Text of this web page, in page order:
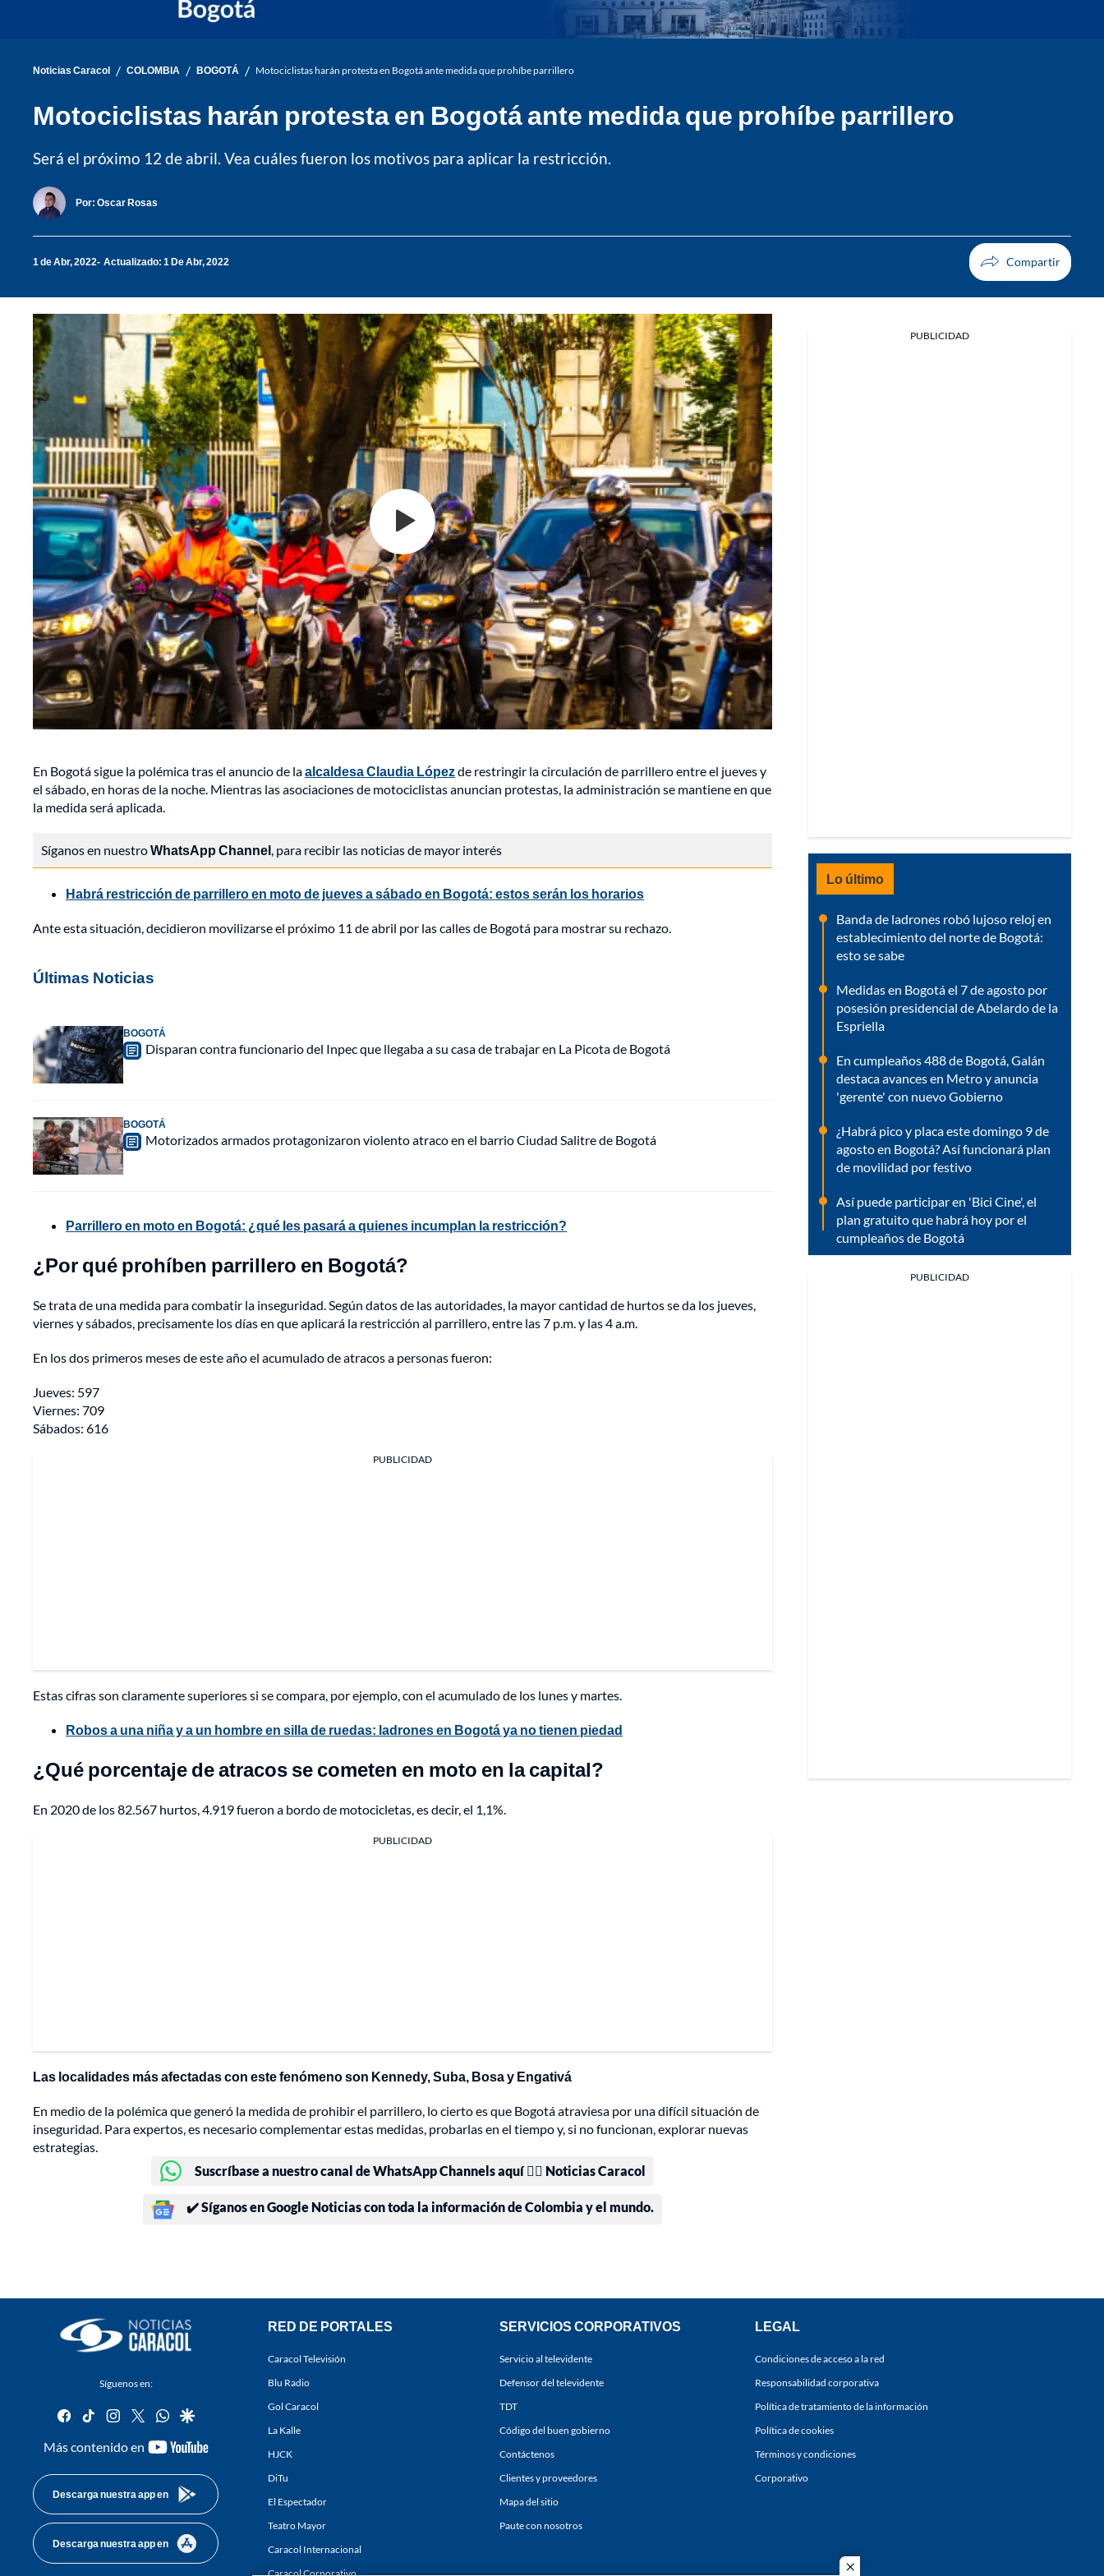
close
Noticias Caracol / COLOMBIA / BOGOTÁ / Motociclistas harán protesta en Bogotá ante medida que prohíbe parrillero
Motociclistas harán protesta en Bogotá ante medida que prohíbe parrillero
Será el próximo 12 de abril. Vea cuáles fueron los motivos para aplicar la restricción.
Por: Oscar Rosas
1 de Abr, 2022 Actualizado: 1 De Abr, 2022
En Bogotá sigue la polémica tras el anuncio de laalcaldesa Claudia Lópezde restringir la circulación de parrillero entre el jueves y
el sábado, en horas de la noche. Mientras las asociaciones de motociclistas anuncian protestas, la administración se mantiene en que
la medida será aplicada.
Síganos en nuestroWhatsApp Channel, para recibir las noticias de mayor interés
Habrá restricción de parrillero en moto de jueves a sábado en Bogotá: estos serán los horarios
Ante esta situación, decidieron movilizarse el próximo 11 de abril por las calles de Bogotá para mostrar su rechazo.
Últimas Noticias
BOGOTÁ
Disparan contra funcionario del Inpec que llegaba a su casa de trabajar en La Picota de Bogotá
BOGOTÁ
Motorizados armados protagonizaron violento atraco en el barrio Ciudad Salitre de Bogotá
Parrillero en moto en Bogotá: ¿qué les pasará a quienes incumplan la restricción?
¿Por qué prohíben parrillero en Bogotá?
Se trata de una medida para combatir la inseguridad. Según datos de las autoridades, la mayor cantidad de hurtos se da los jueves,
viernes y sábados, precisamente los días en que aplicará la restricción al parrillero, entre las 7 p.m. y las 4 a.m.
En los dos primeros meses de este año el acumulado de atracos a personas fueron:
Jueves: 597
Viernes: 709
Sábados: 616
PUBLICIDAD
Estas cifras son claramente superiores si se compara, por ejemplo, con el acumulado de los lunes y martes.
Robos a una niña y a un hombre en silla de ruedas: ladrones en Bogotá ya no tienen piedad
¿Qué porcentaje de atracos se cometen en moto en la capital?
En 2020 de los 82.567 hurtos, 4.919 fueron a bordo de motocicletas, es decir, el 1,1%.
PUBLICIDAD
Las localidades más afectadas con este fenómeno son Kennedy, Suba, Bosa y Engativá
En medio de la polémica que generó la medida de prohibir el parrillero, lo cierto es que Bogotá atraviesa por una difícil situación de
inseguridad. Para expertos, es necesario complementar estas medidas, probarlas en el tiempo y, si no funcionan, explorar nuevas
estrategias.
Suscríbase a nuestro canal de WhatsApp Channels aquí 👉🏻 Noticias Caracol
✔️ Síganos en Google Noticias con toda la información de Colombia y el mundo.
PUBLICIDAD
Lo último
Banda de ladrones robó lujoso reloj en
establecimiento del norte de Bogotá:
esto se sabe
Medidas en Bogotá el 7 de agosto por
posesión presidencial de Abelardo de la
Espriella
En cumpleaños 488 de Bogotá, Galán
destaca avances en Metro y anuncia
'gerente' con nuevo Gobierno
¿Habrá pico y placa este domingo 9 de
agosto en Bogotá? Así funcionará plan
de movilidad por festivo
Así puede participar en 'Bici Cine', el
plan gratuito que habrá hoy por el
cumpleaños de Bogotá
PUBLICIDAD
Síguenos en:
facebook
tiktok instagram
twitterwhatsapp
google
Más contenido en
youtube-
Descarga nuestra app en
Descarga nuestra app en
RED DE PORTALES
Caracol Televisión
Blu Radio
Gol Caracol
La Kalle
HJCK
DiTu
El Espectador
Teatro Mayor
Caracol Internacional
Caracol Corporativo
SERVICIOS CORPORATIVOS
Servicio al televidente
Defensor del televidente
TDT
Código del buen gobierno
Contáctenos
Clientes y proveedores
Mapa del sitio
Paute con nosotros
LEGAL
Condiciones de acceso a la red
Responsabilidad corporativa
Política de tratamiento de la información
Política de cookies
Términos y condiciones
Corporativo